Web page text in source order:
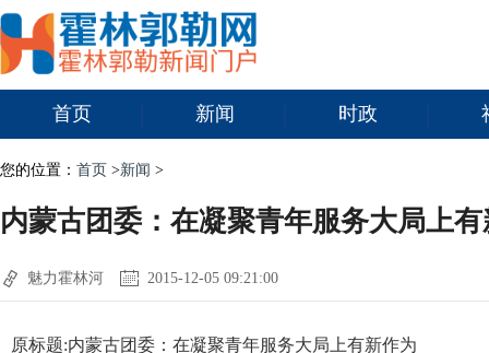
首页 新闻 时政
您的位置： 首页 >新闻 >
内蒙古团委：在凝聚青年服务大局上
魅力霍林河 2015-12-05 09:21:00
原标题:内蒙古团委：在凝聚青年服务大局上有新作为